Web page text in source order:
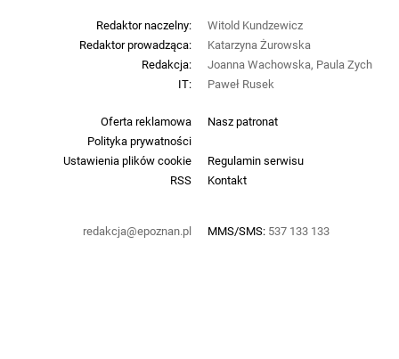
Oferta reklamowa
Nasz patronat
Polityka prywatności
Ustawienia plików cookie
Regulamin serwisu
RSS
Kontakt
redakcja@epoznan.pl MMS/SMS: 537 133 133
Redaktor naczelny:
Witold Kundzewicz
Redaktor prowadząca:
Katarzyna Żurowska
Redakcja:
Joanna Wachowska, Paula Zych
IT:
Paweł Rusek